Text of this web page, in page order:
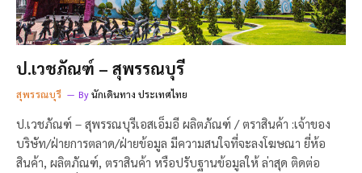
ป.เวชภัณฑ์ – สุพรรณบุรี
สุพรรณบุรี By นักเดินทาง ประเทศไทย
ป.เวชภัณฑ์ – สุพรรณบุรีเอสเอ็มอี ผลิตภัณฑ์ / ตราสินค้า :เจ้าของ
บริษัท/ฝ่ายการตลาด/ฝ่ายข้อมูล มีความสนใจที่จะลงโฆษณา ยี่ห้อ
สินค้า, ผลิตภัณฑ์, ตราสินค้า หรือปรับฐานข้อมูลให้ ล่าสุด ติดต่อ